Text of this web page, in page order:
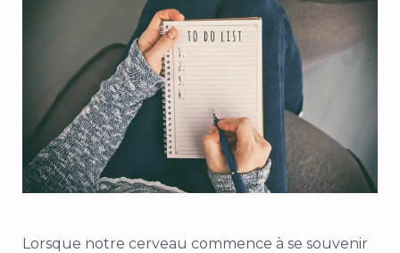
Lorsque notre cerveau commence à se souvenir